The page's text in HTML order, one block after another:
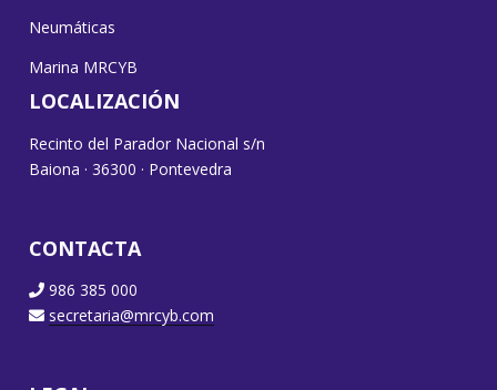
Neumáticas
Marina MRCYB
LOCALIZACIÓN
Recinto del Parador Nacional s/n
Baiona · 36300 · Pontevedra
CONTACTA
986 385 000
secretaria@mrcyb.com